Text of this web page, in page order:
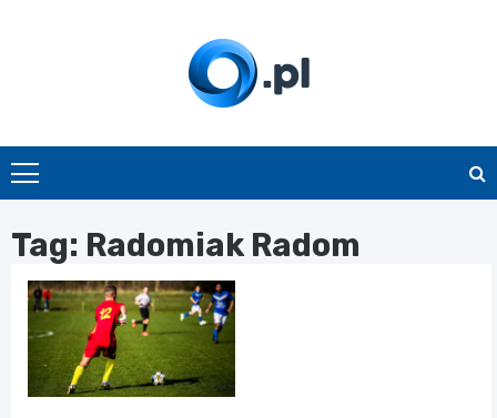
O.pl
Tag: Radomiak Radom